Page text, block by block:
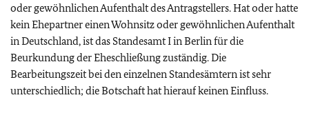
oder gewöhnlichen Aufenthalt des Antragstellers. Hat oder hatte
kein Ehepartner einen Wohnsitz oder gewöhnlichen Aufenthalt
in Deutschland, ist das Standesamt I in Berlin für die
Beurkundung der Eheschließung zuständig. Die
Bearbeitungszeit bei den einzelnen Standesämtern ist sehr
unterschiedlich; die Botschaft hat hierauf keinen Einfluss.